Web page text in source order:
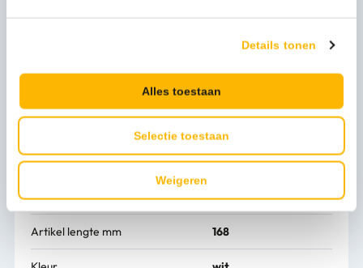
Details tonen
Alles toestaan
Selectie toestaan
Weigeren
Hecht u waarde aan kwaliteit en gebruiksgemak? Vraag
Meer productinformatie
Artikel hoogte mm 330
Artikel breedte mm 94
Artikel lengte mm 168